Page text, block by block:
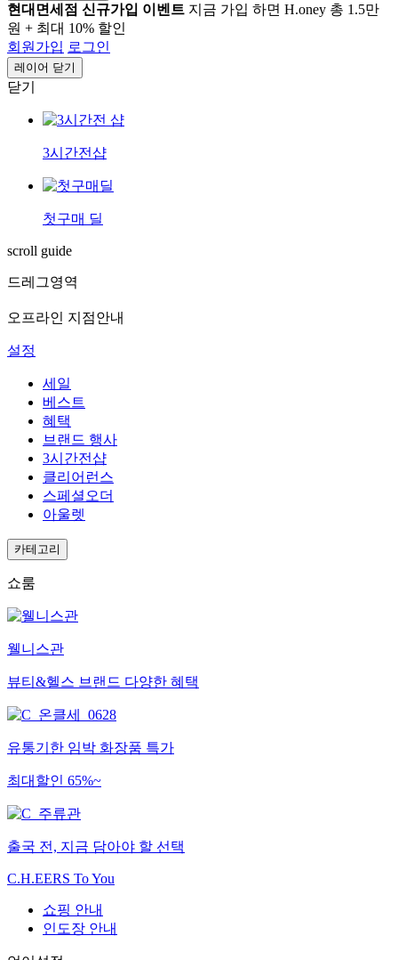
현대면세점 신규가입 이벤트 지금 가입 하면 H.oney 총 1.5만
원 + 최대 10% 할인
회원가입 로그인
레이어 닫기
닫기
3시간전샵
첫구매 딜
scroll guide
드레그영역
오프라인 지점안내
설정
세일
베스트
혜택
브랜드 행사
3시간전샵
클리어런스
스페셜오더
아울렛
카테고리
쇼룸
웰니스관
뷰티&헬스 브랜드 다양한 혜택
유통기한 임박 화장품 특가
최대할인 65%~
출국 전, 지금 담아야 할 선택
C.H.EERS To You
쇼핑 안내
인도장 안내